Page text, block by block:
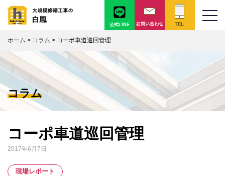
公式LINE
ホーム > コラム > コーポ車道巡回管理
コラム
コーポ車道巡回管理
2017年6月7日
現場レポート